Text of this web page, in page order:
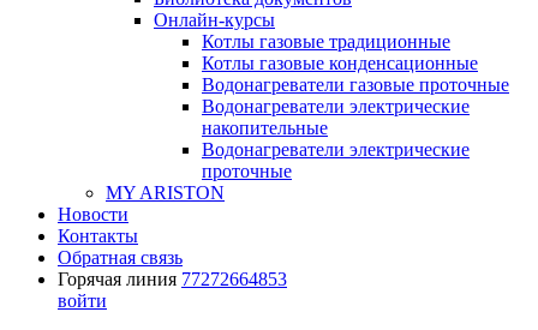
Онлайн-курсы
Котлы газовые традиционные
Котлы газовые конденсационные
Водонагреватели газовые проточные
Водонагреватели электрические
накопительные
Водонагреватели электрические
проточные
MY ARISTON
Новости
Контакты
Обратная связь
Горячая линия 77272664853
войти